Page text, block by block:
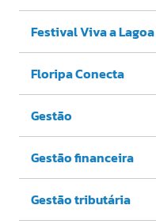
Festival Viva a Lagoa
Floripa Conecta
Gestão
Gestão financeira
Gestão tributária